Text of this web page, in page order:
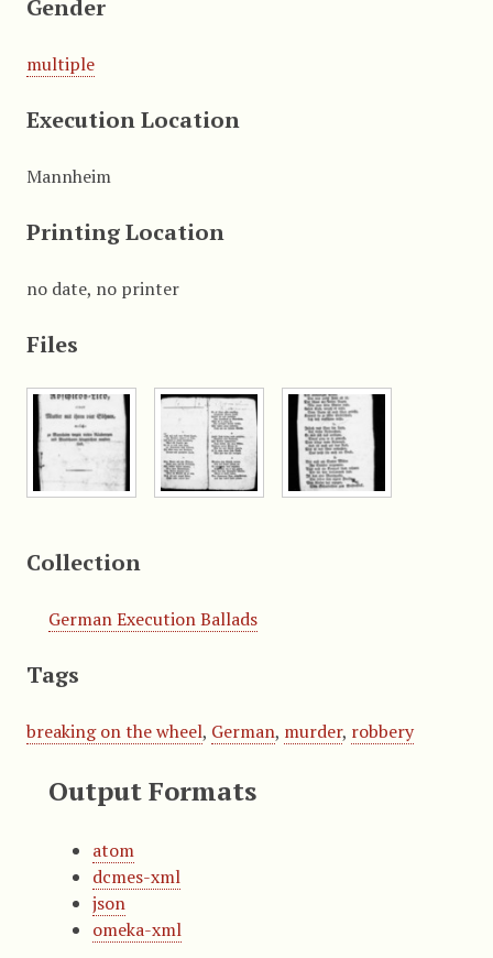
Gender
multiple
Execution Location
Mannheim
Printing Location
no date, no printer
Files
Collection
German Execution Ballads
Tags
breaking on the wheel, German, murder, robbery
Output Formats
atom
dcmes-xml
json
omeka-xml